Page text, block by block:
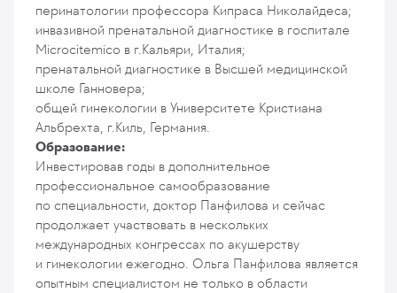
перинатологии профессора Кипраса Николайдеса;
инвазивной пренатальной диагностике в госпитале
Microcitemico в г.Кальяри, Италия;
пренатальной диагностике в Высшей медицинской
школе Ганновера;
общей гинекологии в Университете Кристиана
Альбрехта, г.Киль, Германия.
Образование:
Инвестировав годы в дополнительное
профессиональное самообразование
по специальности, доктор Панфилова и сейчас
продолжает участвовать в нескольких
международных конгрессах по акушерству
и гинекологии ежегодно. Ольга Панфилова является
опытным специалистом не только в области